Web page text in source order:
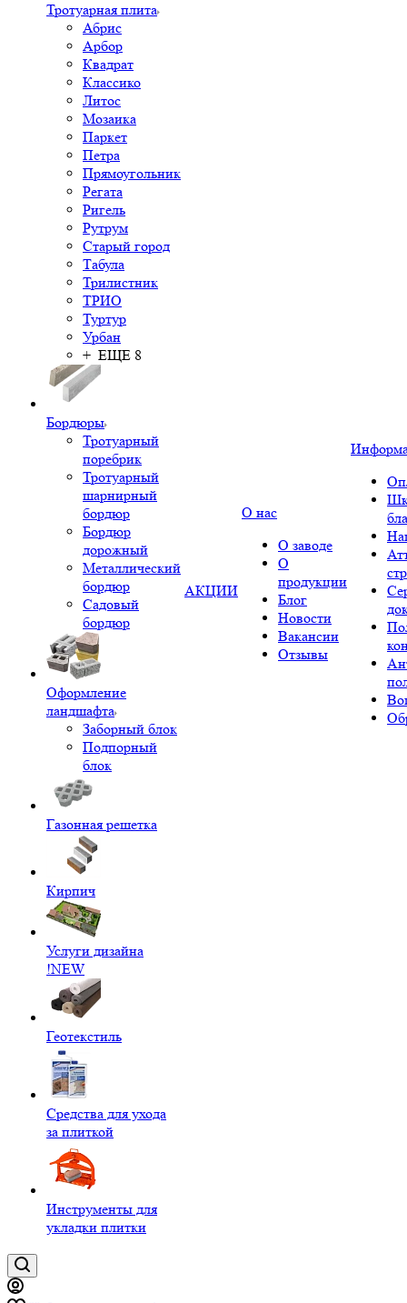
Тротуарная плита
Абрис
Арбор
Квадрат
Классико
Литос
Мозаика
Паркет
Петра
Прямоугольник
Регата
Ригель
Рутрум
Старый город
Табула
Трилистник
ТРИО
Туртур
Урбан
+ ЕЩЕ 8
Бордюры
Тротуарный
поребрик
Тротуарный
шарнирный
бордюр
Бордюр
дорожный
Металлический
бордюр
Садовый
бордюр
Оформление
ландшафта
Заборный блок
Подпорный
блок
Газонная решетка
Кирпич
Услуги дизайна
!NEW
Геотекстиль
Средства для ухода
за плиткой
Инструменты для
укладки плитки
АКЦИИ
О нас
О заводе
О
продукции
Блог
Новости
Вакансии
Отзывы